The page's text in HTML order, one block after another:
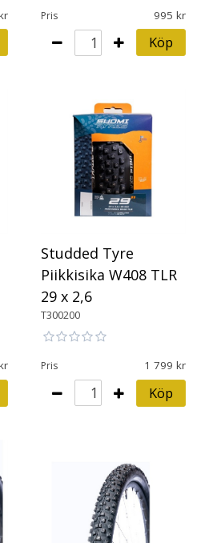
Pris 995
Köp
Studded Tyre
Piikkisika W408 TLR
29 x 2,6
T300200
Pris 1 799
Köp